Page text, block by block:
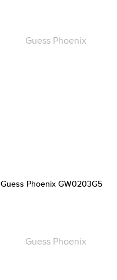
Guess Phoenix GW0203G5